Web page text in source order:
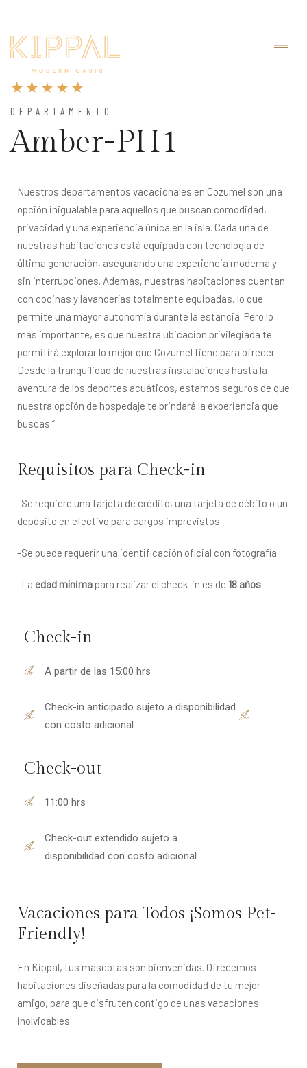
DEPARTAMENTO
Amber-PH1
Nuestros departamentos vacacionales en Cozumel son una
opción inigualable para aquellos que buscan comodidad,
privacidad y una experiencia única en la isla. Cada una de
nuestras habitaciones está equipada con tecnología de
última generación, asegurando una experiencia moderna y
sin interrupciones. Además, nuestras habitaciones cuentan
con cocinas y lavanderías totalmente equipadas, lo que
permite una mayor autonomía durante la estancia. Pero lo
más importante, es que nuestra ubicación privilegiada te
permitirá explorar lo mejor que Cozumel tiene para ofrecer.
Desde la tranquilidad de nuestras instalaciones hasta la
aventura de los deportes acuáticos, estamos seguros de que
nuestra opción de hospedaje te brindará la experiencia que
buscas.”
Requisitos para Check-in
-Se requiere una tarjeta de crédito, una tarjeta de débito o un
depósito en efectivo para cargos imprevistos
-Se puede requerir una identificación oficial con fotografía
-La edad mínima para realizar el check-in es de 18 años
Check-in
A partir de las 15:00 hrs
Check-in anticipado sujeto a disponibilidad
con costo adicional
Check-out
11:00 hrs
Check-out extendido sujeto a
disponibilidad con costo adicional
Vacaciones para Todos ¡Somos Pet-
Friendly!
En Kippal, tus mascotas son bienvenidas. Ofrecemos
habitaciones diseñadas para la comodidad de tu mejor
amigo, para que disfruten contigo de unas vacaciones
inolvidables.